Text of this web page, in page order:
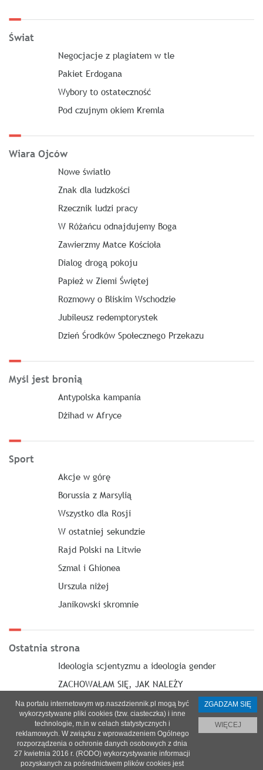
Świat
Negocjacje z plagiatem w tle
Pakiet Erdogana
Wybory to ostateczność
Pod czujnym okiem Kremla
Wiara Ojców
Nowe światło
Znak dla ludzkości
Rzecznik ludzi pracy
W Różańcu odnajdujemy Boga
Zawierzmy Matce Kościoła
Dialog drogą pokoju
Papież w Ziemi Świętej
Rozmowy o Bliskim Wschodzie
Jubileusz redemptorystek
Dzień Środków Społecznego Przekazu
Myśl jest bronią
Antypolska kampania
Dżihad w Afryce
Sport
Akcje w górę
Borussia z Marsylią
Wszystko dla Rosji
W ostatniej sekundzie
Rajd Polski na Litwie
Szmal i Ghionea
Urszula niżej
Janikowski skromnie
Ostatnia strona
Ideologia scjentyzmu a ideologia gender
ZACHOWAŁAM SIĘ, JAK NALEŻY
O nas| Reklama|Prenumerata|
© 2021 Copyright by SPES sp. z o.o.
Na portalu internetowym wp.naszdziennik.pl mogą być
wykorzystywane pliki cookies (tzw. ciasteczka) i inne
technologie, m.in w celach statystycznych i
reklamowych. W związku z wprowadzeniem Ogólnego
rozporządzenia o ochronie danych osobowych z dnia
27 kwietnia 2016 r. (RODO) wykorzystywanie informacji
pozyskanych za pośrednictwem plików cookies jest
ZGADZAM SIĘ
WIĘCEJ